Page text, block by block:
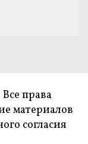
права
материалов
согласия